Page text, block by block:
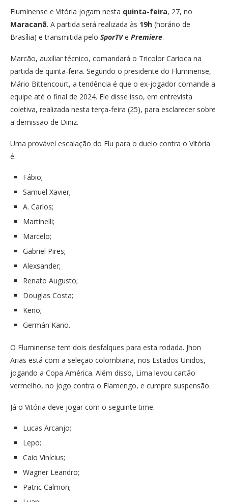
Fluminense e Vitória jogam nesta quinta-feira, 27, no
Maracanã. A partida será realizada às 19h (horário de
Brasília) e transmitida pelo SporTVe Premiere.
Marcão, auxiliar técnico, comandará o Tricolor Carioca na
partida de quinta-feira. Segundo o presidente do Fluminense,
Mário Bittencourt, a tendência é que o ex-jogador comande a
equipe até o final de 2024. Ele disse isso, em entrevista
coletiva, realizada nesta terça-feira (25), para esclarecer sobre
a demissão de Diniz.
Uma provável escalação do Flu para o duelo contra o Vitória
é:
Fábio;
Samuel Xavier;
A. Carlos;
Martinelli;
Marcelo;
Gabriel Pires;
Alexsander;
Renato Augusto;
Douglas Costa;
Keno;
Germán Kano.
O Fluminense tem dois desfalques para esta rodada. Jhon
Arias está com a seleção colombiana, nos Estados Unidos,
jogando a Copa América. Além disso, Lima levou cartão
vermelho, no jogo contra o Flamengo, e cumpre suspensão.
Já o Vitória deve jogar com o seguinte time:
Lucas Arcanjo;
Lepo;
Caio Vinícius;
Wagner Leandro;
Patric Calmon;